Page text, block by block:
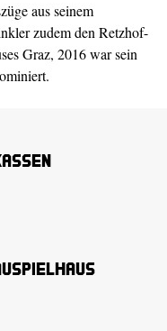
aus seinem
zudem den Retzhof-
Graz, 2016 war sein